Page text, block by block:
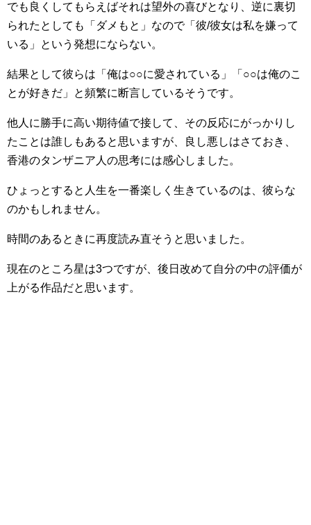
でも良くしてもらえばそれは望外の喜びとなり、逆に裏切
られたとしても「ダメもと」なので「彼/彼女は私を嫌って
いる」という発想にならない。
結果として彼らは「俺は○○に愛されている」「○○は俺のこ
とが好きだ」と頻繁に断言しているそうです。
他人に勝手に高い期待値で接して、その反応にがっかりし
たことは誰しもあると思いますが、良し悪しはさておき、
香港のタンザニア人の思考には感心しました。
ひょっとすると人生を一番楽しく生きているのは、彼らな
のかもしれません。
時間のあるときに再度読み直そうと思いました。
現在のところ星は3つですが、後日改めて自分の中の評価が
上がる作品だと思います。